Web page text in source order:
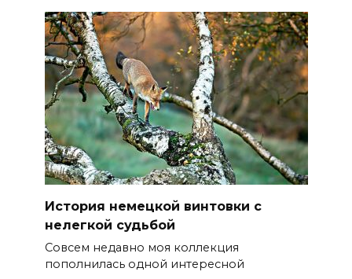
История немецкой винтовки с
нелегкой судьбой
Совсем недавно моя коллекция
пополнилась одной интересной